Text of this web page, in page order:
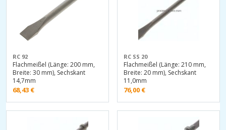
RC 92
Flachmeißel (Länge: 200 mm,
Breite: 30 mm), Sechskant
14,7mm
68,43 €
RC SS 20
Flachmeißel (Länge: 210 mm,
Breite: 20 mm), Sechskant
11,0mm
76,00 €